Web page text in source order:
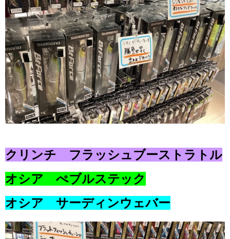
クリンチ フラッシュブーストラトル
オシア ぺブルステック
オシア サーディンウェバー